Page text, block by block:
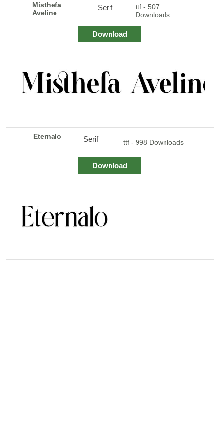
Misthefa
Aveline
Serif
ttf - 507
Downloads
Download
Eternalo Serif ttf - 998 Downloads
Download